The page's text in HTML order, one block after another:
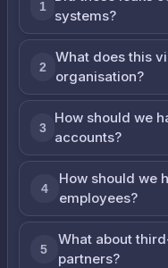
1
systems?
2
What does this
organisation?
3
How should we
accounts?
4
How should we
employees?
5
What about
partners?